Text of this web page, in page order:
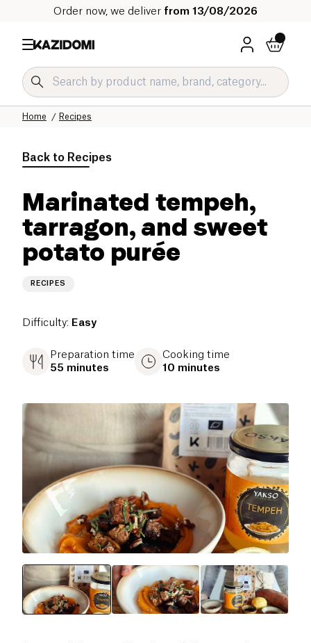
Order now, we deliver from 13/08/2026
Recipes
Home
Back to Recipes
Marinated tempeh,
tarragon, and sweet
potato purée
RECIPES
Difficulty: Easy
Preparation time
55 minutes
Cooking time
10 minutes